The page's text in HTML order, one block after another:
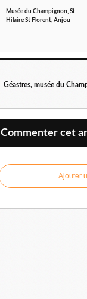
Musée du Champignon, St
Hilaire St Florent, Anjou
Géastres, musée du
Commenter cet
Ajouter